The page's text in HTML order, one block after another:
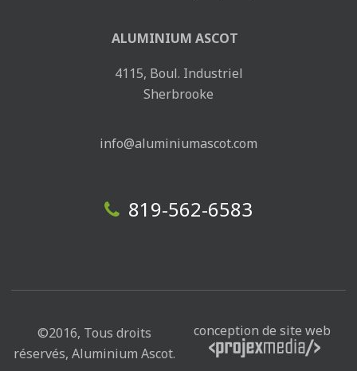
ALUMINIUM ASCOT
4115, Boul. Industriel
Sherbrooke
info@aluminiumascot.com
819-562-6583
©2016, Tous droits
réservés, Aluminium Ascot.
conception de site web